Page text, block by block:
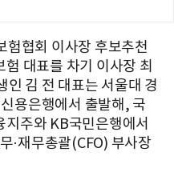
험협회 이사장 후보추천
대표를 차기 이사장 최
인 김 전 대표는 서울대 경
용은행에서 출발해, 국
주와 KB국민은행에서
·재무총괄(CFO) 부사장